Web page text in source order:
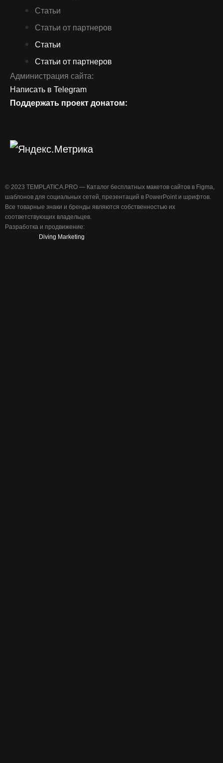
Статьи
Статьи от партнеров
Статьи
Статьи от партнеров
Администрация сайта:
Написать в Telegram
Поддержать проект донатом:
©️ 2023 TEMPLATICA.PRO — Каталог бесплатных макетов сайтов в Figma,
шаблонов для социальных сетей, презентаций в PowerPoint и шрифтов.
Все товарные знаки и бренды являются собственностью их
соответствующих владельцев.
Разработка и продвижение:
Diving Marketing